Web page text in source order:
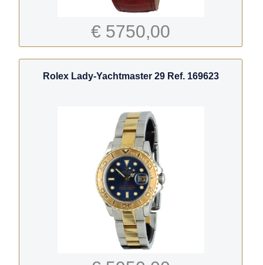
€ 5750,00
Rolex Lady-Yachtmaster 29 Ref. 169623